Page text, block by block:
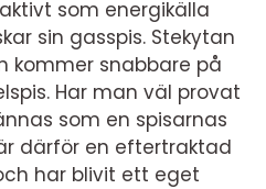
som energikälla
sin gasspis. Stekytan
kommer snabbare på
Har man väl provat
som en spisarnas
därför en eftertraktad
har blivit ett eget